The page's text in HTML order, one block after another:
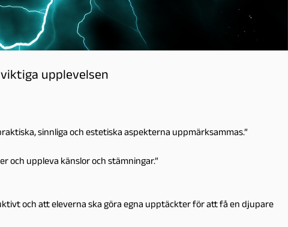
upplevelsen
sinnliga och estetiska aspekterna uppmärksammas.”
och uppleva känslor och stämningar.”
och att eleverna ska göra egna upptäckter för att få en djupare